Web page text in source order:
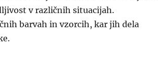
v različnih situacijah.
barvah in vzorcih, kar jih dela